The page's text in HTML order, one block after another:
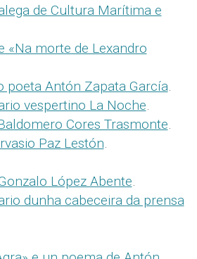
de Cultura Marítima e
«Na morte de Lexandro
poeta Antón Zapata García.
vespertino La Noche.
Cores Trasmonte.
Paz Lestón.
López Abente.
dunha cabeceira da prensa